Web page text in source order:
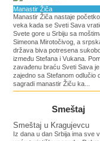
Manastir Žiča
Manastir Žiča nastaje
veka kada se Sveti Sava
Svete gore u Srbiju sa
Simeona Mirotočivog, a
država biva potresena
između Stefana i Vukana.
zavađenu braću Sveti Sava je
zajedno sa Stefanom odlučio
sagradi manastir Žiču ka...
Smeštaj
Smeštaj u Kragujevcu
Iz dana u dan Srbija ima sve